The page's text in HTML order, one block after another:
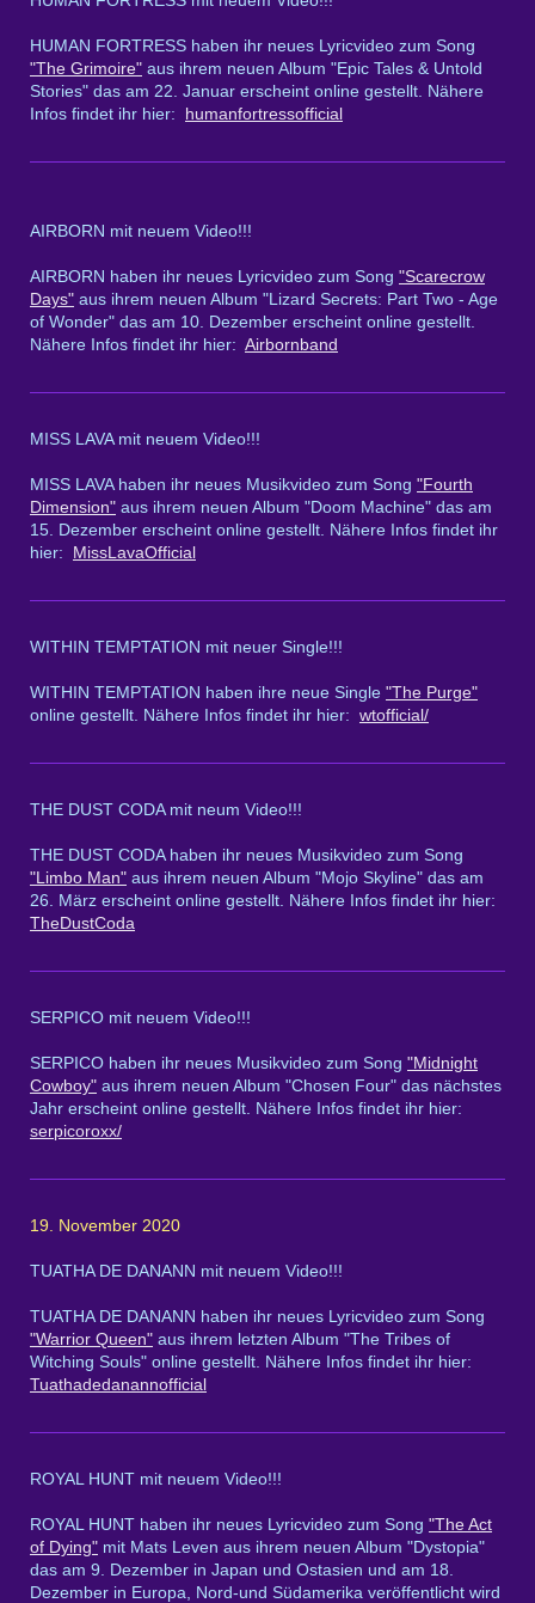
HUMAN FORTRESS haben ihr neues Lyricvideo zum Song
"The Grimoire" aus ihrem neuen Album "Epic Tales & Untold
Stories" das am 22. Januar erscheint online gestellt. Nähere
Infos findet ihr hier:
humanfortressofficial
AIRBORN mit neuem Video!!!
AIRBORN haben ihr neues Lyricvideo zum Song "Scarecrow
Days" aus ihrem neuen Album "Lizard Secrets: Part Two - Age
of Wonder" das am 10. Dezember erscheint online gestellt.
Nähere Infos findet ihr hier: Airbornband
MISS LAVA mit neuem Video!!!
MISS LAVA haben ihr neues Musikvideo zum Song "Fourth
Dimension" aus ihrem neuen Album "Doom Machine" das am
15. Dezember erscheint online gestellt. Nähere Infos findet ihr
hier:
MissLavaOfficial
WITHIN TEMPTATION mit neuer Single!!!
WITHIN TEMPTATION haben ihre neue Single "The Purge"
online gestellt. Nähere Infos findet ihr hier: wtofficial/
THE DUST CODA mit neum Video!!!
THE DUST CODA haben ihr neues Musikvideo zum Song
"Limbo Man" aus ihrem neuen Album "Mojo Skyline" das am
26. März erscheint online gestellt. Nähere Infos findet ihr hier:
TheDustCoda
SERPICO mit neuem Video!!!
SERPICO haben ihr neues Musikvideo zum Song "Midnight
Cowboy" aus ihrem neuen Album "Chosen Four" das nächstes
Jahr erscheint online gestellt. Nähere Infos findet ihr hier:
serpicoroxx/
19. November 2020
TUATHA DE DANANN mit neuem Video!!!
TUATHA DE DANANN haben ihr neues Lyricvideo zum Song
"Warrior Queen" aus ihrem letzten Album "The Tribes of
Witching Souls" online gestellt. Nähere Infos findet ihr hier:
Tuathadedanannofficial
ROYAL HUNT mit neuem Video!!!
ROYAL HUNT haben ihr neues Lyricvideo zum Song "The Act
of Dying" mit Mats Leven aus ihrem neuen Album "Dystopia"
das am 9. Dezember in Japan und Ostasien und am 18.
Dezember in Europa, Nord-und Südamerika veröffentlicht wird